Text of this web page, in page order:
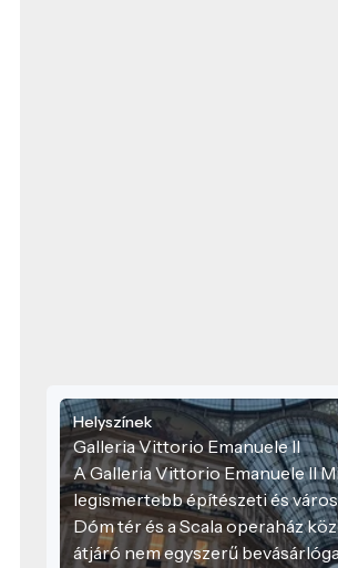
Helyszínek
Galleria Vittorio Emanuele II
A Galleria Vittorio Emanuele II
legismertebb építészeti és
Dóm tér és a Scala operaház
átjáró nem egyszerű